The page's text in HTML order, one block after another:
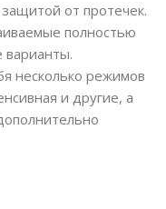
от протечек.
полностью
варианты.
несколько режимов
и другие, а